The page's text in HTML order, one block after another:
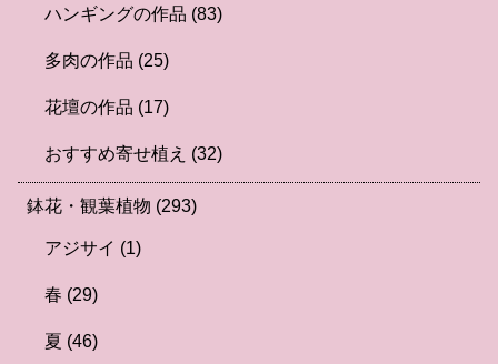
ハンギングの作品 (83)
多肉の作品 (25)
花壇の作品 (17)
おすすめ寄せ植え (32)
鉢花・観葉植物 (293)
アジサイ (1)
春 (29)
夏 (46)